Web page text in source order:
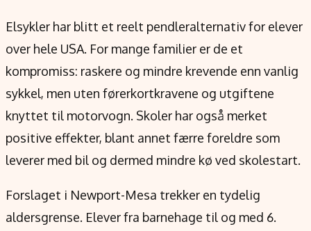
Elsykler har blitt et reelt pendleralternativ for elever
over hele USA. For mange familier er de et
kompromiss: raskere og mindre krevende enn vanlig
sykkel, men uten førerkortkravene og utgiftene
knyttet til motorvogn. Skoler har også merket
positive effekter, blant annet færre foreldre som
leverer med bil og dermed mindre kø ved skolestart.
Forslaget i Newport-Mesa trekker en tydelig
aldersgrense. Elever fra barnehage til og med 6.